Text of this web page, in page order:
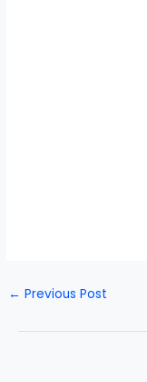
← Previous Post